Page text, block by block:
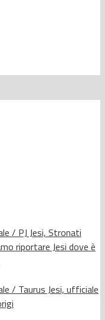
/ PJ Jesi, Stronati
riportare Jesi dove è
/ Taurus Jesi, ufficiale